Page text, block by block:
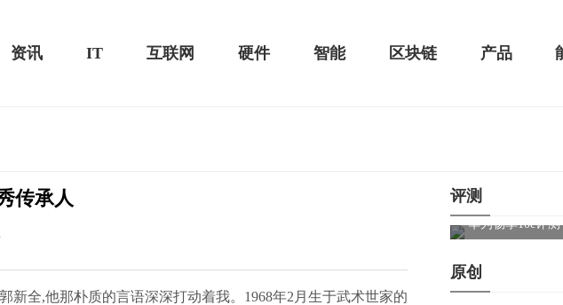
资讯 IT 互联网 硬件 智能 区块链 产品
传承人
全,他那朴质的言语深深打动着我。1968年2月生于武术世家的
评测
华为畅享10e评
原创